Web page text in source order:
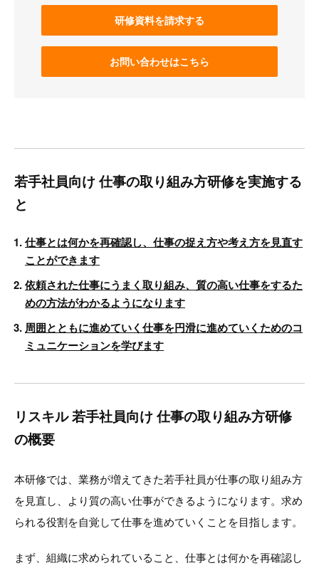
研修資料を請求する
お問い合わせはこちら
若手社員向け 仕事の取り組み方研修を実施する
と
仕事とは何かを再確認し、仕事の捉え方や考え方を見直す
ことができます
依頼された仕事にうまく取り組み、質の高い仕事をするた
めの方法がわかるようになります
周囲とともに進めていく仕事を円滑に進めていくためのコ
ミュニケーションを学びます
リスキル 若手社員向け 仕事の取り組み方研修
の概要
本研修では、業務が増えてきた若手社員が仕事の取り組み方
を見直し、より質の高い仕事ができるようになります。求め
られる役割を自覚して仕事を進めていくことを目指します。
まず、組織に求められていること、仕事とは何かを再確認し